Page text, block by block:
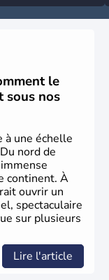
le
sous nos
à une échelle
nord de
continent. À
ouvrir un
spectaculaire
sur plusieurs
Lire l'article